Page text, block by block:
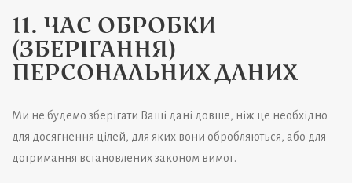
11. ЧАС ОБРОБКИ
(ЗБЕРІГАННЯ)
ПЕРСОНАЛЬНИХ ДАНИХ
Ми не будемо зберігати Ваші дані довше, ніж це необхідно
для досягнення цілей, для яких вони обробляються, або для
дотримання встановлених законом вимог.